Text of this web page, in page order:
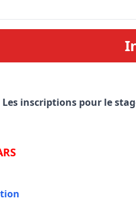
Les inscriptions pour le